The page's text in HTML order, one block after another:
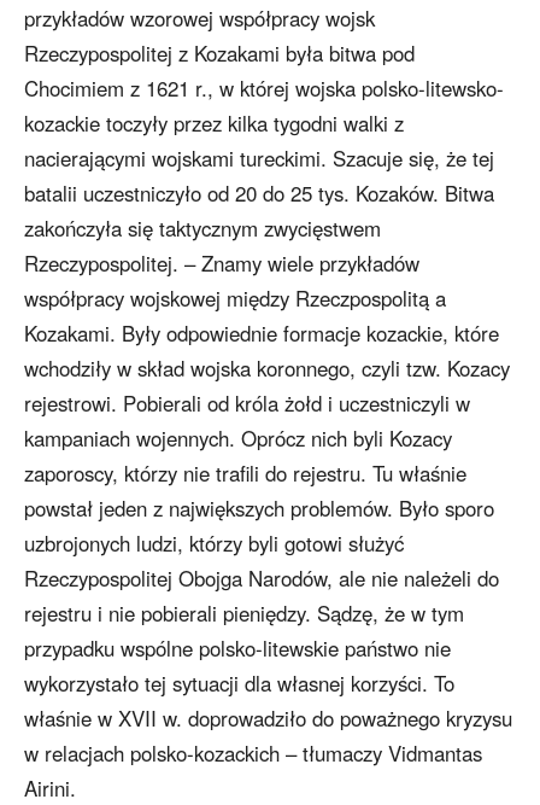
przykładów wzorowej współpracy wojsk
Rzeczypospolitej z Kozakami była bitwa pod
Chocimiem z 1621 r., w której wojska polsko-litewsko-
kozackie toczyły przez kilka tygodni walki z
nacierającymi wojskami tureckimi. Szacuje się, że tej
batalii uczestniczyło od 20 do 25 tys. Kozaków. Bitwa
zakończyła się taktycznym zwycięstwem
Rzeczypospolitej. – Znamy wiele przykładów
współpracy wojskowej między Rzeczpospolitą a
Kozakami. Były odpowiednie formacje kozackie, które
wchodziły w skład wojska koronnego, czyli tzw. Kozacy
rejestrowi. Pobierali od króla żołd i uczestniczyli w
kampaniach wojennych. Oprócz nich byli Kozacy
zaporoscy, którzy nie trafili do rejestru. Tu właśnie
powstał jeden z największych problemów. Było sporo
uzbrojonych ludzi, którzy byli gotowi służyć
Rzeczypospolitej Obojga Narodów, ale nie należeli do
rejestru i nie pobierali pieniędzy. Sądzę, że w tym
przypadku wspólne polsko-litewskie państwo nie
wykorzystało tej sytuacji dla własnej korzyści. To
właśnie w XVII w. doprowadziło do poważnego kryzysu
w relacjach polsko-kozackich – tłumaczy Vidmantas
Airini.